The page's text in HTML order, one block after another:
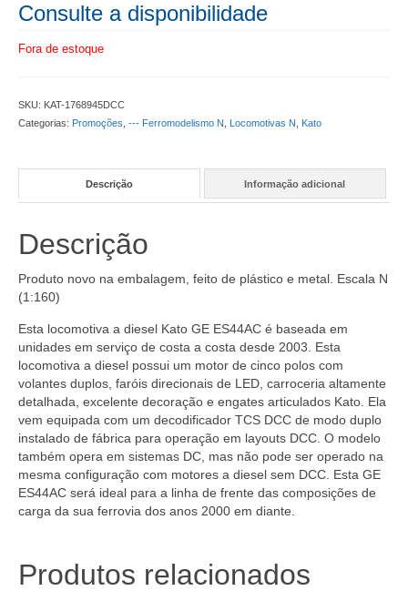
Consulte a disponibilidade
Fora de estoque
SKU: KAT-1768945DCC
Categorias: Promoções --- Ferromodelismo N Locomotivas N Kato
Descrição Informação adicional
Descrição
Produto novo na embalagem, feito de plástico e metal. Escala N
(1:160)
Esta locomotiva a diesel Kato GE ES44AC é baseada em
unidades em serviço de costa a costa desde 2003. Esta
locomotiva a diesel possui um motor de cinco polos com
volantes duplos, faróis direcionais de LED, carroceria altamente
detalhada, excelente decoração e engates articulados Kato. Ela
vem equipada com um decodificador TCS DCC de modo duplo
instalado de fábrica para operação em layouts DCC. O modelo
também opera em sistemas DC, mas não pode ser operado na
mesma configuração com motores a diesel sem DCC. Esta GE
ES44AC será ideal para a linha de frente das composições de
carga da sua ferrovia dos anos 2000 em diante.
Produtos relacionados